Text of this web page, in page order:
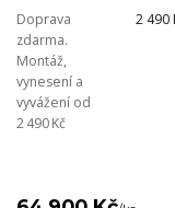
Doprava
zdarma.
Montáž,
vynesení a
vyvážení od
2 490 Kč
2 490